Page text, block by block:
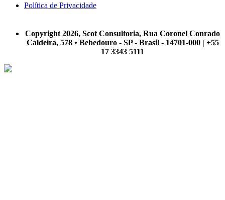
Política de Privacidade
Copyright 2026, Scot Consultoria, Rua Coronel Conrado
Caldeira, 578 • Bebedouro - SP - Brasil - 14701-000 | +55
17 3343 5111